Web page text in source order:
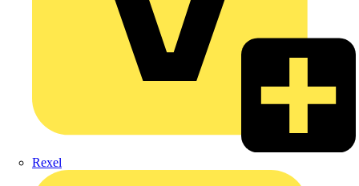
Rexel